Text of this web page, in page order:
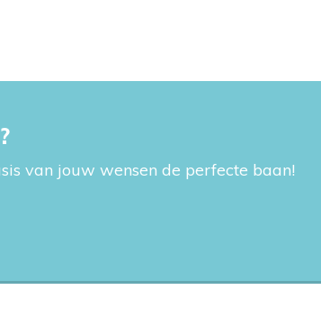
van jouw wensen de perfecte baan!